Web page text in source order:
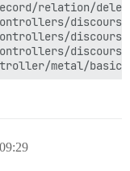
relation/
metal/